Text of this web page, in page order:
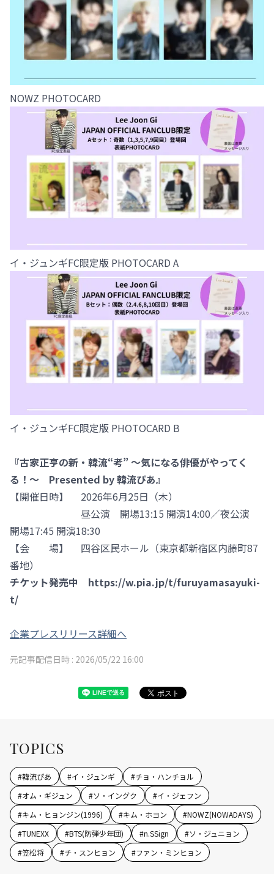
NOWZ PHOTOCARD
イ・ジュンギFC限定版 PHOTOCARD A
イ・ジュンギFC限定版 PHOTOCARD B
『古家正亨の新・韓流“考” ～気になる俳優がやってく
る！～ Presented by 韓流ぴあ』
【開催日時】 2026年6月25日（木）
昼公演 開場13:15 開演14:00／夜公演
開場17:45 開演18:30
【会 場】 四谷区民ホール（東京都新宿区内藤町87
番地）
チケット発売中 https://w.pia.jp/t/furuyamasayuki-
t/
企業プレスリリース詳細へ
元記事配信日時 : 2026/05/22 16:00
TOPICS
#韓流ぴあ #イ・ジュンギ #チョ・ハンチョル
#オム・ギジュン #ソ・イングク #イ・ジェフン
#キム・ヒョンジン(1996) #キム・ホヨン #NOWZ(NOWADAYS)
#TUNEXX #BTS(防弾少年団) #n.SSign #ソ・ジュニョン
#笠松将 #チ・スンヒョン #ファン・ミンヒョン